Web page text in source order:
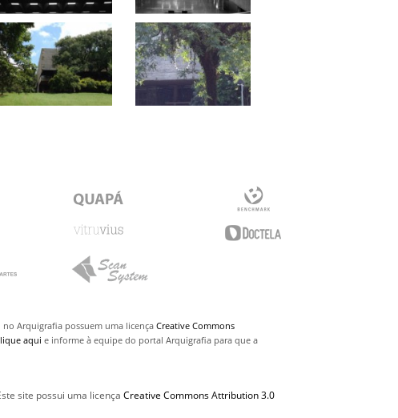
Arquigrafia possuem uma licençaCreative Commons
aqui e informe à equipe do portal Arquigrafia para que a
site possui uma licença Creative Commons Attribution 3.0